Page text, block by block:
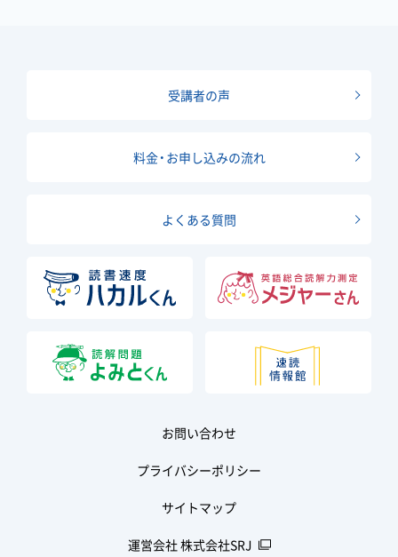
受講者の声
料金・お申し込みの流れ
よくある質問
お問い合わせ
プライバシーポリシー
サイトマップ
運営会社 株式会社SRJ